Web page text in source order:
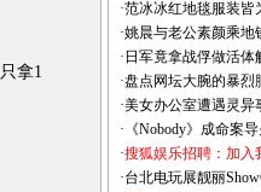
拿1
·范冰冰红地毯服装皆
·姚晨与老公素颜乘地
· 日军竟拿战俘做活体
·盘点网坛大腕的暴烈
·美女办公室遭遇灵异
· 《Nobody》成命案
·搜狐娱乐招聘：加入
·台北电玩展靓丽